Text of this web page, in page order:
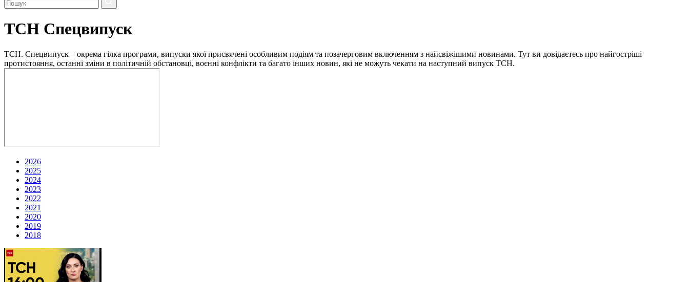
ТСН Спецвипуск
ТСН. Спецвипуск – окрема гілка програми, випуски якої присвячені особливим подіям та позачерговим включенням з найсвіжішими новинами. Тут ви довідаєтесь про найгостріші
протистояння, останні зміни в політичній обстановці, воєнні конфлікти та багато інших новин, які не можуть чекати на наступний випуск ТСН.
2026
2025
2024
2023
2022
2021
2020
2019
2018